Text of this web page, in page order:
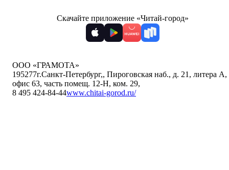
Скачайте приложение «Читай-город»
ООО «ГРАМОТА»
195277г.Санкт-Петербург,, Пироговская наб., д. 21, литера А,
офис 63, часть помещ. 12-Н, ком. 29,
8 495 424-84-44www.chitai-gorod.ru/